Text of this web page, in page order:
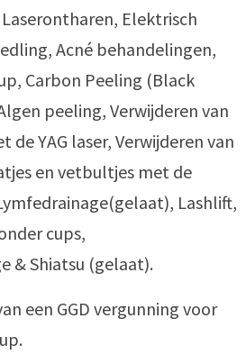
Elektrisch
Acné behandelingen,
Carbon Peeling (Black
peeling, Verwijderen van
YAG laser, Verwijderen van
en vetbultjes met de
Lashlift,
cups,
& Shiatsu (gelaat).
een GGD vergunning voor